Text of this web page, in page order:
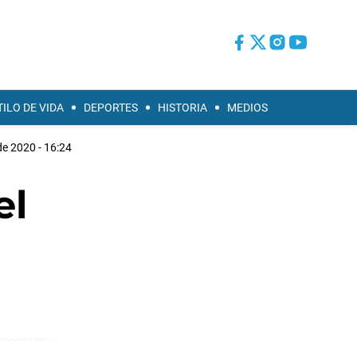
DE VIDA DEPORTES HISTORIA MEDIOS
2020 - 16:24